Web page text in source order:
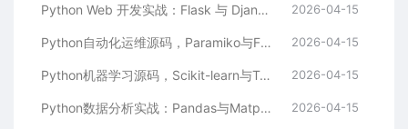
Python Web 开发实战：Flask 与 Django 框架源码解析，快速构建高效 Web 应用 2026-04-15
Python自动化运维源码，Paramiko与Fabric，服务器批量管理工具 2026-04-15
Python机器学习源码，Scikit-learn与TensorFlow，经典算法实现 2026-04-15
Python数据分析实战：Pandas与Matplotlib的源码解析与可视化应用 2026-04-15